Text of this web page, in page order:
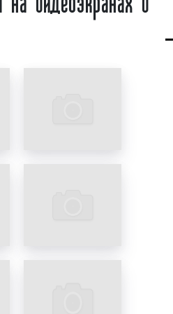
поскольку в городах
Следовательно, если
рекламу увидели,